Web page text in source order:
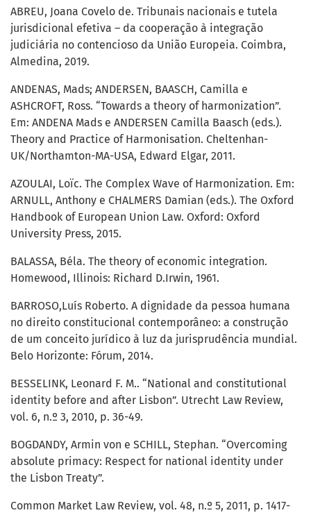
ABREU, Joana Covelo de. Tribunais nacionais e tutela
jurisdicional efetiva – da cooperação à integração
judiciária no contencioso da União Europeia. Coimbra,
Almedina, 2019.
ANDENAS, Mads; ANDERSEN, BAASCH, Camilla e
ASHCROFT, Ross. “Towards a theory of harmonization”.
Em: ANDENA Mads e ANDERSEN Camilla Baasch (eds.).
Theory and Practice of Harmonisation. Cheltenhan-
UK/Northamton-MA-USA, Edward Elgar, 2011.
AZOULAI, Loïc. The Complex Wave of Harmonization. Em:
ARNULL, Anthony e CHALMERS Damian (eds.). The Oxford
Handbook of European Union Law. Oxford: Oxford
University Press, 2015.
BALASSA, Béla. The theory of economic integration.
Homewood, Illinois: Richard D.Irwin, 1961.
BARROSO,Luís Roberto. A dignidade da pessoa humana
no direito constitucional contemporâneo: a construção
de um conceito jurídico à luz da jurisprudência mundial.
Belo Horizonte: Fórum, 2014.
BESSELINK, Leonard F. M.. “National and constitutional
identity before and after Lisbon”. Utrecht Law Review,
vol. 6, n.º 3, 2010, p. 36-49.
BOGDANDY, Armin von e SCHILL, Stephan. “Overcoming
absolute primacy: Respect for national identity under
the Lisbon Treaty”.
Common Market Law Review, vol. 48, n.º 5, 2011, p. 1417-